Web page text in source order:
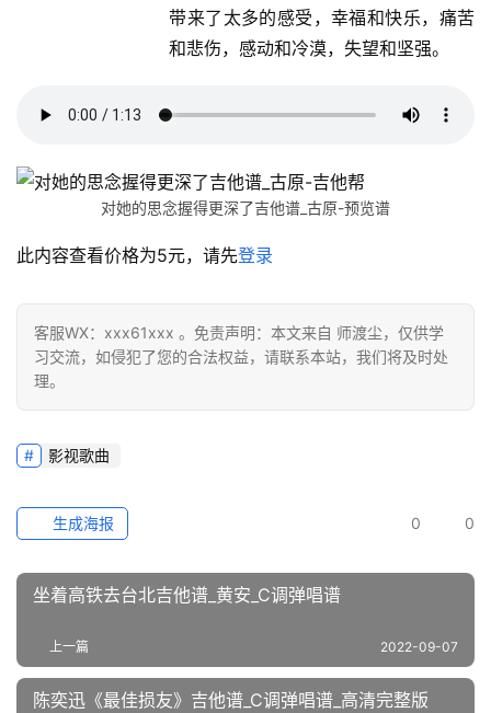
带来了太多的感受，幸福和快乐，痛苦
和悲伤，感动和冷漠，失望和坚强。
对她的思念握得更深了吉他谱_古原-预览谱
此内容查看价格为5元，请先登录
客服WX：xxx61xxx 。免责声明：本文来自 师渡尘，仅供学
习交流，如侵犯了您的合法权益，请联系本站，我们将及时处
理。
影视歌曲
0 0
生成海报
坐着高铁去台北吉他谱_黄安_C调弹唱谱
上一篇 2022-09-07
陈奕迅《最佳损友》吉他谱_C调弹唱谱_高清完整版